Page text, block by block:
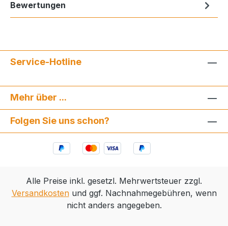
Bewertungen
Service-Hotline
Mehr über ...
Folgen Sie uns schon?
Alle Preise inkl. gesetzl. Mehrwertsteuer zzgl.
Versandkostenund ggf. Nachnahmegebühren, wenn
nicht anders angegeben.